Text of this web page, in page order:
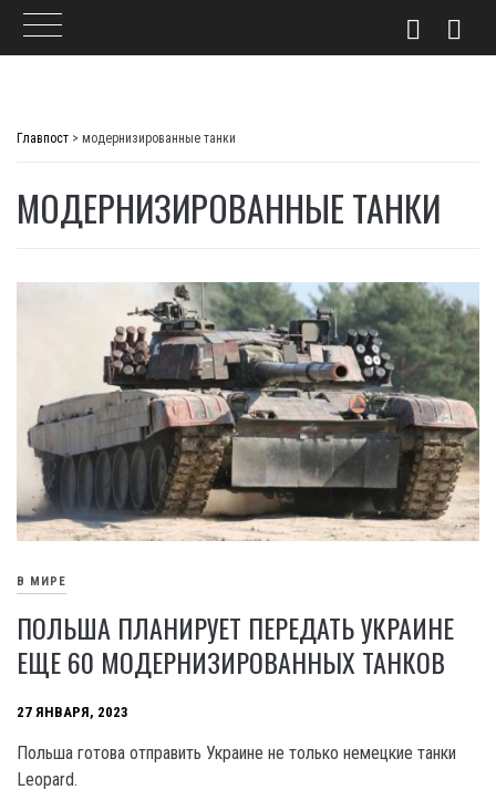
Главпост > модернизированные танки
МОДЕРНИЗИРОВАННЫЕ ТАНКИ
В МИРЕ
ПОЛЬША ПЛАНИРУЕТ ПЕРЕДАТЬ УКРАИНЕ
ЕЩЕ 60 МОДЕРНИЗИРОВАННЫХ ТАНКОВ
27 ЯНВАРЯ, 2023
Польша готова отправить Украине не только немецкие танки
Leopard.